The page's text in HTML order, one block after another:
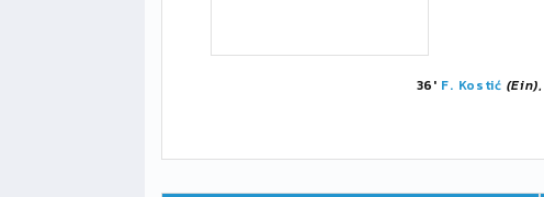
36' F. Kostić (Ein)